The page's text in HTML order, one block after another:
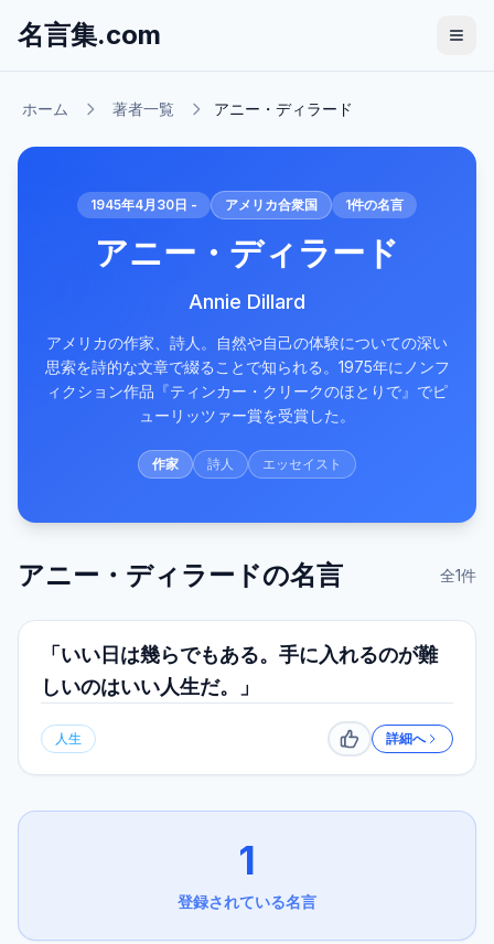
名言集.com
ホーム 著者一覧 アニー・ディラード
1945年4月30日 - アメリカ合衆国 1件の名言
アニー・ディラード
Annie Dillard
アメリカの作家、詩人。自然や自己の体験についての深い
思索を詩的な文章で綴ることで知られる。1975年にノンフ
ィクション作品『ティンカー・クリークのほとりで』でピ
ューリッツァー賞を受賞した。
作家 詩人 エッセイスト
アニー・ディラードの名言 全1件
「いい日は幾らでもある。手に入れるのが難
しいのはいい人生だ。」
人生 いいね詳細へ
1
登録されている名言